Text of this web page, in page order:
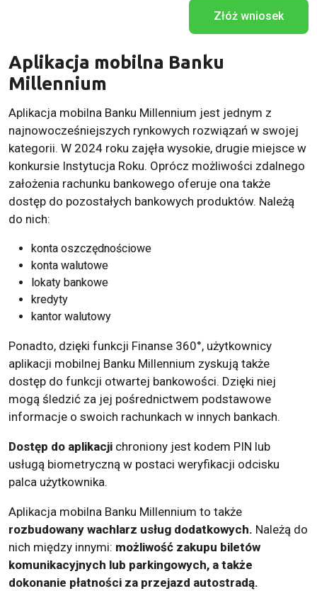
Złóż wniosek
Aplikacja mobilna Banku
Millennium
Aplikacja mobilna Banku Millennium jest jednym z
najnowocześniejszych rynkowych rozwiązań w swojej
kategorii. W 2024 roku zajęła wysokie, drugie miejsce w
konkursie Instytucja Roku. Oprócz możliwości zdalnego
założenia rachunku bankowego oferuje ona także
dostęp do pozostałych bankowych produktów. Należą
do nich:
konta oszczędnościowe
konta walutowe
lokaty bankowe
kredyty
kantor walutowy
Ponadto, dzięki funkcji Finanse 360°, użytkownicy
aplikacji mobilnej Banku Millennium zyskują także
dostęp do funkcji otwartej bankowości. Dzięki niej
mogą śledzić za jej pośrednictwem podstawowe
informacje o swoich rachunkach w innych bankach.
Dostęp do aplikacji chroniony jest kodem PIN lub
usługą biometryczną w postaci weryfikacji odcisku
palca użytkownika.
Aplikacja mobilna Banku Millennium to także
rozbudowany wachlarz usług dodatkowych. Należą do
nich między innymi: możliwość zakupu biletów
komunikacyjnych lub parkingowych, a także
dokonanie płatności za przejazd autostradą.